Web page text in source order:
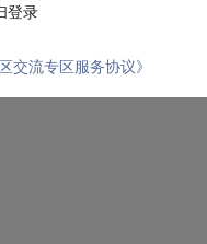
登录
交流专区服务协议》